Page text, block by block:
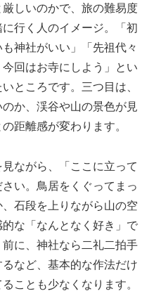
しいのかで、旅の難易度
行く人のイメージ。「初
神社がいい」「先祖代々
回はお寺にしよう」とい
ところです。三つ目は、
か、渓谷や山の景色が見
距離感が変わります。
ながら、「ここに立って
い。鳥居をくぐってまっ
石段を上りながら山の空
な「なんとなく好き」で
に、神社なら二礼二拍手
など、基本的な作法だけ
ことも少なくなります。